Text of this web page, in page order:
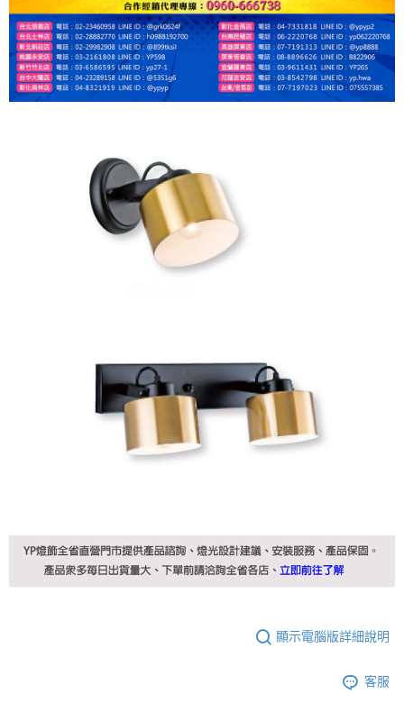
顯示電腦版詳細說明
客服